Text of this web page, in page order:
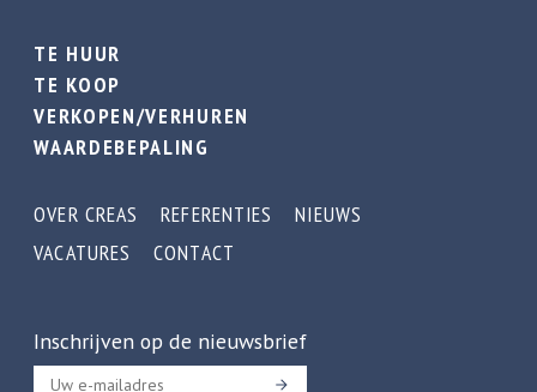
TE HUUR
TE KOOP
VERKOPEN/VERHUREN
WAARDEBEPALING
OVER CREAS REFERENTIES
NIEUWS
VACATURES
CONTACT
Inschrijven op de nieuwsbrief